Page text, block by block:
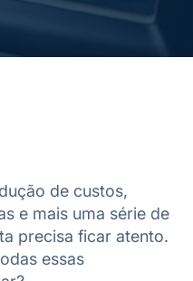
de custos,
e mais uma série de
precisa ficar atento.
essas